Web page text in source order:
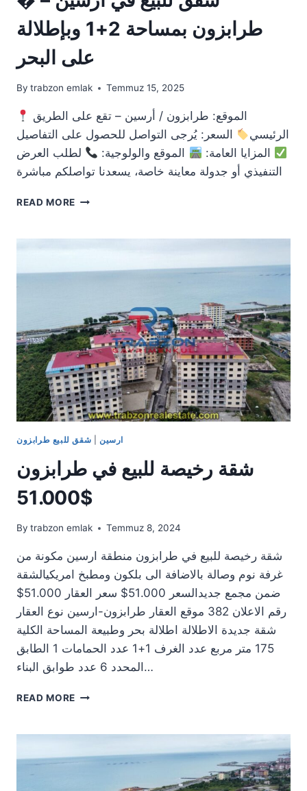
طرابزون بمساحة 2+1 وبإطلالة
على البحر
By trabzon emlak Temmuz 15, 2025
الرئيسي
السعر: يُرجى التواصل للحصول على التفاصيل
المزايا العامة:
الموقع والولوجية:
لطلب العرض
التنفيذي أو جدولة معاينة خاصة، يسعدنا تواصلكم مباشرة
READ MORE
في
–
وبإطلالة
على
البحر
ارسين شقق للبيع طرابزون
شقة رخيصة للبيع في طرابزون
51.000$
By trabzon emlak Temmuz 8, 2024
شقة رخيصة للبيع في طرابزون منطقة ارسين مكونة من
غرفة نوم وصالة بالاضافة الى بلكون ومطبخ امريكيالشقة
ضمن مجمع جديدالسعر 51.000$ سعر العقار 51.000$
رقم الاعلان 382 موقع العقار طرابزون-ارسين نوع العقار
شقة جديدة الاطلالة اطلالة بحر وطبيعة المساحة الكلية
175 متر مربع عدد الغرف 1+1 عدد الحمامات 1 الطابق
المحدد 6 عدد طوابق البناء…
READ MORE شقة
في
طرابزون
51.000$